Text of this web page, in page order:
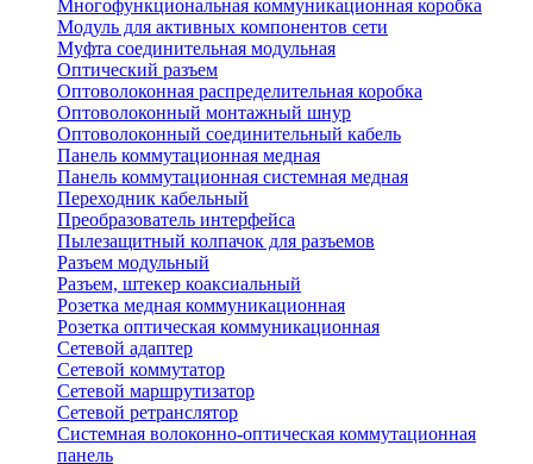
Многофункциональная коммуникационная коробка
Модуль для активных компонентов сети
Муфта соединительная модульная
Оптический разъем
Оптоволоконная распределительная коробка
Оптоволоконный монтажный шнур
Оптоволоконный соединительный кабель
Панель коммутационная медная
Панель коммутационная системная медная
Переходник кабельный
Преобразователь интерфейса
Пылезащитный колпачок для разъемов
Разъем модульный
Разъем, штекер коаксиальный
Розетка медная коммуникационная
Розетка оптическая коммуникационная
Сетевой адаптер
Сетевой коммутатор
Сетевой маршрутизатор
Сетевой ретранслятор
Системная волоконно-оптическая коммутационная
панель